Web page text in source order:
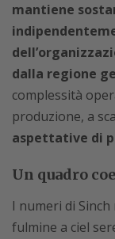
mantiene
dalla regione
complessità
produzione, a
aspettative di
Un quadro
I numeri di
fulmine a ciel